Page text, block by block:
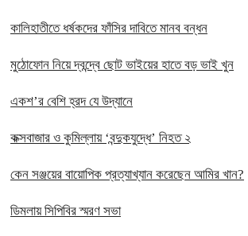
কালিহাতীতে ধর্ষকদের ফাঁসির দাবিতে মানব বন্ধন
মুঠোফোন নিয়ে দ্বন্দ্বে ছোট ভাইয়ের হাতে বড় ভাই খুন
একশ’র বেশি হ্রদ যে উদ্যানে
কক্সবাজার ও কুমিল্লায় ‘বন্দুকযুদ্ধে’ নিহত ২
কেন সঞ্জয়ের বায়োপিক প্রত্যাখ্যান করেছেন আমির খান?
ডিমলায় সিপিবির স্মরণ সভা